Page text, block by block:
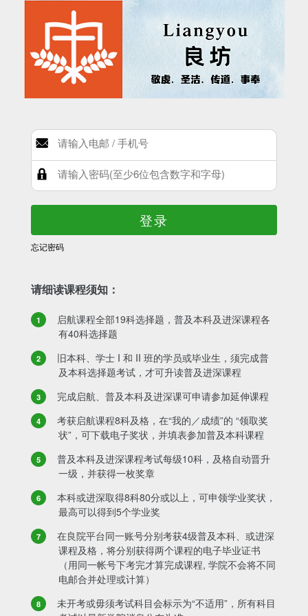
登录
忘记密码
请细读课程须知：
启航课程全部19科选择题，普及本科及进深课程各
有40科选择题
旧本科、学士 I 和 II 班的学员或毕业生，须完成普
及本科选择题考试，才可升读普及进深课程
完成启航、普及本科及进深课可申请参加延伸课程
考获启航课程8科及格，在“我的／成绩”的 “领取奖
状”，可下载电子奖状，并填表参加普及本科课程
普及本科及进深课程考试每级10科，及格自动晋升
一级，并获得一枚奖章
本科或进深取得8科80分或以上，可申领学业奖状，
最高可以得到5个学业奖
在良院平台同一账号分别考获4级普及本科、或进深
课程及格，将分别获得两个课程的电子毕业证书
（用同一帐号下考完才算完成课程, 学院不会将不同
电邮合并处理或计算）
未开考或毋须考试科目会标示为“不适用”，所有科目